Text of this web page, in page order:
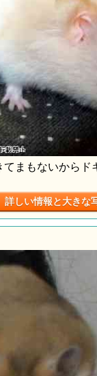
てまもないからド
詳しい情報と大きな